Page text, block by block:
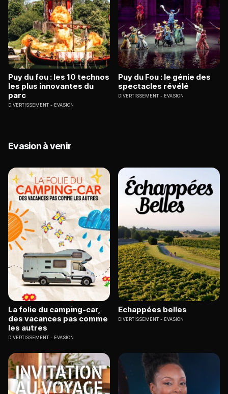
Puy du fou : les 10 technos
les plus innovantes du
parc
DIVERTISSEMENT EVASION
Puy du Fou : le génie des
spectacles révélé
DIVERTISSEMENT EVASION
Evasion à venir
La folie du camping-car,
des vacances pas comme
les autres
DIVERTISSEMENT EVASION
Echappées belles
DIVERTISSEMENT EVASION